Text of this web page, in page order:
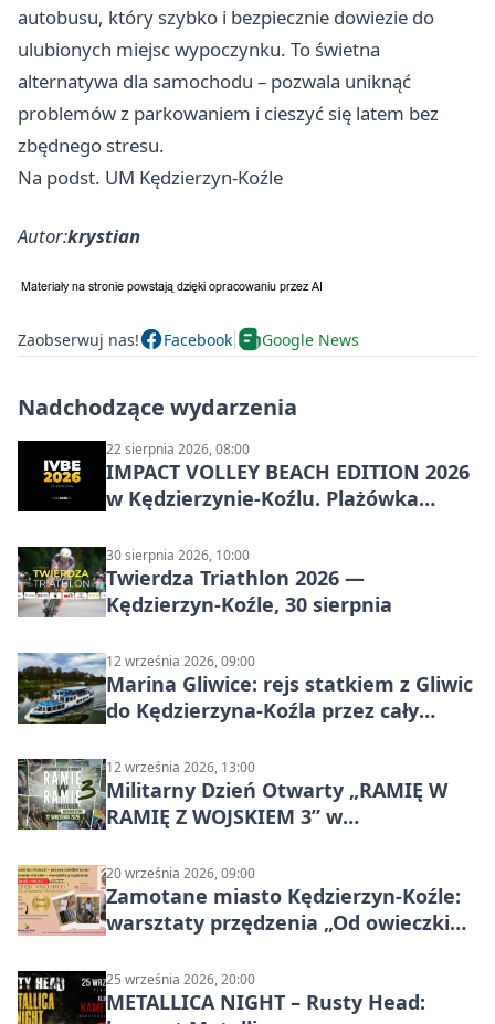
autobusu, który szybko i bezpiecznie dowiezie do
ulubionych miejsc wypoczynku. To świetna
alternatywa dla samochodu – pozwala uniknąć
problemów z parkowaniem i cieszyć się latem bez
zbędnego stresu.
Na podst. UM Kędzierzyn-Koźle
Autor:krystian
Zaobserwuj nas! Facebook Google News
Nadchodzące wydarzenia
22 sierpnia 2026, 08:00
IMPACT VOLLEY BEACH EDITION 2026
w Kędzierzynie-Koźlu. Plażówka
30 sierpnia 2026, 10:00
Twierdza Triathlon 2026 —
Kędzierzyn-Koźle, 30 sierpnia
12 września 2026, 09:00
Marina Gliwice: rejs statkiem z Gliwic
do Kędzierzyna-Koźla przez cały
12 września 2026, 13:00
Militarny Dzień Otwarty „RAMIĘ W
RAMIĘ Z WOJSKIEM 3” w
20 września 2026, 09:00
Zamotane miasto Kędzierzyn-Koźle:
warsztaty przędzenia „Od owieczki
25 września 2026, 20:00
METALLICA NIGHT – Rusty Head: